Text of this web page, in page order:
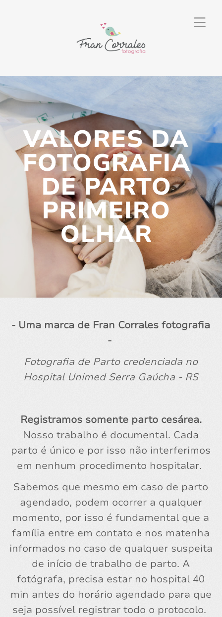
VALORES DA
FOTOGRAFIA
DE PARTO
PRIMEIRO
OLHAR
- Uma marca de Fran Corrales fotografia
-
Fotografia de Parto credenciada no
Hospital Unimed Serra Gaúcha - RS
Registramos somente parto cesárea.
Nosso trabalho é documental. Cada
parto é único e por isso não interferimos
em nenhum procedimento hospitalar.
Sabemos que mesmo em caso de parto
agendado, podem ocorrer a qualquer
momento, por isso é fundamental que a
família entre em contato e nos matenha
informados no caso de qualquer suspeita
de início de trabalho de parto. A
fotógrafa, precisa estar no hospital 40
min antes do horário agendado para que
seja possível registrar todo o protocolo.